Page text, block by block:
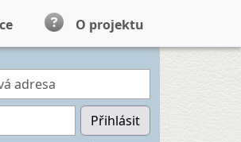
O projektu
adresa
Přihlásit